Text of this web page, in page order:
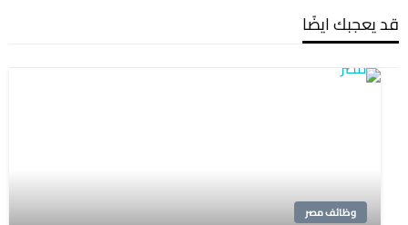
قد يعجبك ايضًا
وظائف مصر